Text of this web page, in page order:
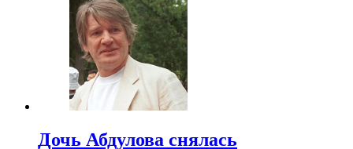
Дочь Абдулова снялась